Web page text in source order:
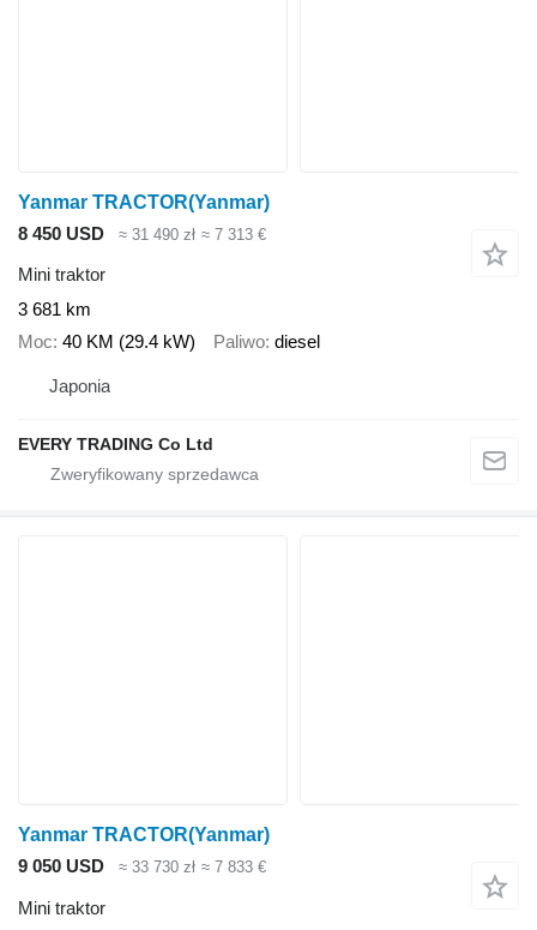
Yanmar TRACTOR(Yanmar)
8 450 USD
≈ 31 490 zł ≈ 7 313 €
Mini traktor
3 681 km
Moc 40 KM (29.4 kW) Paliwo diesel
Japonia
EVERY TRADING Co Ltd
Yanmar TRACTOR(Yanmar)
9 050 USD
≈ 33 730 zł ≈ 7 833 €
Mini traktor